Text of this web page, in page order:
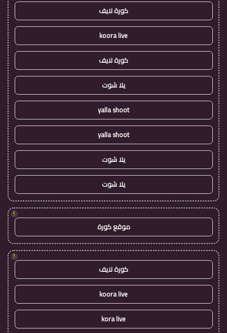
كورة لايف
koora live
كورة لايف
يلا شوت
yalla shoot
yalla shoot
يلا شوت
يلا شوت
!
موقع كورة
!
كورة لايف
koora live
kora live